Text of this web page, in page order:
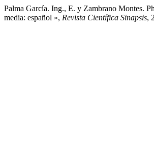
Palma García. Ing., E. y Zambrano Montes.
media: español », Revista Científica Sinapsis,